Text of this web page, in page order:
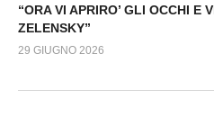
“ORA VI APRIRO’ GLI OCCHI E
ZELENSKY”
29 GIUGNO 2026